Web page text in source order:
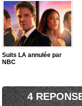
Suits LA annulée par
NBC
4